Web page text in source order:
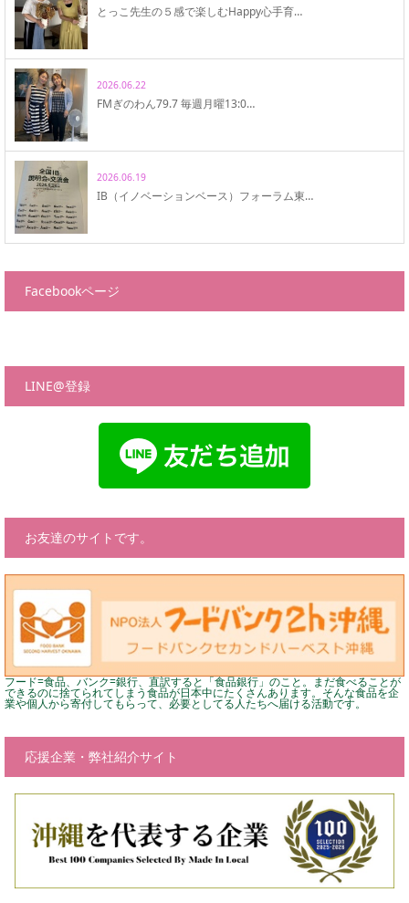
とっこ先生の５感で楽しむHappy心手育…
2026.06.22
FMぎのわん79.7 毎週月曜13:0…
2026.06.19
IB（イノベーションベース）フォーラム東…
Facebookページ
LINE@登録
お友達のサイトです。
フード=食品、バンク=銀行、直訳すると「食品銀行」のこと。まだ食べることが
できるのに捨てられてしまう食品が日本中にたくさんあります。そんな食品を企
業や個人から寄付してもらって、必要としてる人たちへ届ける活動です。
応援企業・弊社紹介サイト